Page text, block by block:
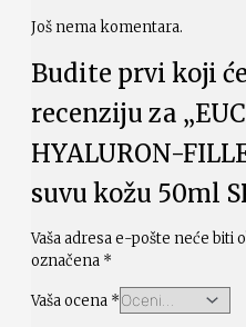
Još nema komentara.
Budite prvi koji
recenziju za
HYALURON-
suvu kožu 50ml
Vaša adresa e-pošte neće biti
označena *
Vaša ocena *